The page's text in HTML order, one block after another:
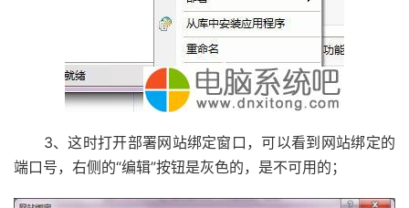
3、这时打开部署网站绑定窗口，可以看到网站绑定的
端口号，右侧的“编辑”按钮是灰色的，是不可用的；